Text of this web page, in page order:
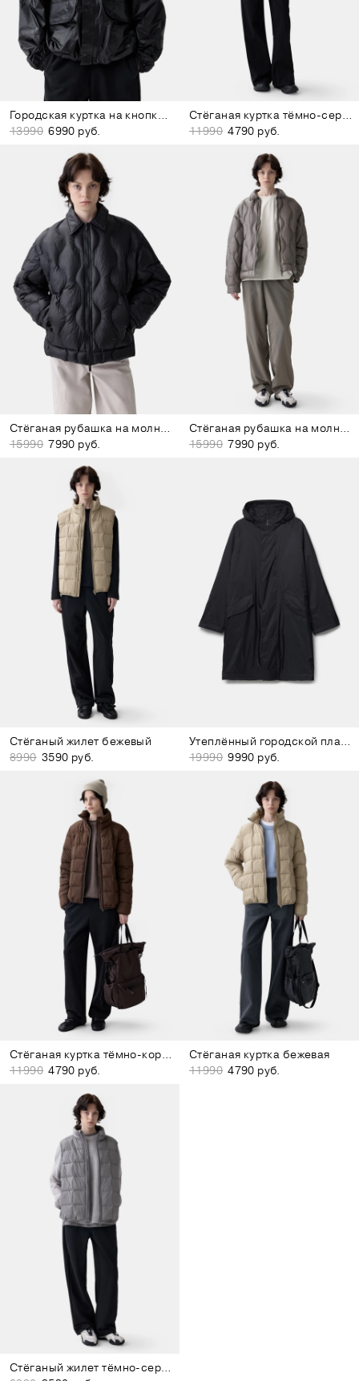
Городская куртка на кнопках чёрная
13990 6990 руб.
Стёганая куртка тёмно-серая
11990 4790 руб.
Стёганая рубашка на молнии чёрная
15990 7990 руб.
Стёганая рубашка на молнии серо-зелёная
15990 7990 руб.
Стёганый жилет бежевый
8990 3590 руб.
Утеплённый городской плащ чёрный
19990 9990 руб.
Стёганая куртка тёмно-коричневая
11990 4790 руб.
Стёганая куртка бежевая
11990 4790 руб.
Стёганый жилет тёмно-серый